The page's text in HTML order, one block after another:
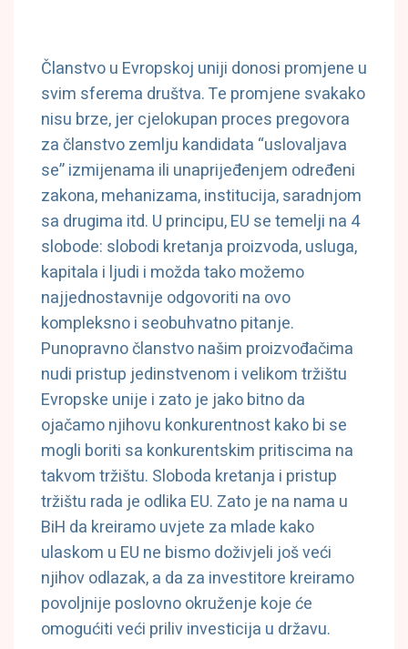
Članstvo u Evropskoj uniji donosi promjene u
svim sferema društva. Te promjene svakako
nisu brze, jer cjelokupan proces pregovora
za članstvo zemlju kandidata “uslovaljava
se” izmijenama ili unaprijeđenjem određeni
zakona, mehanizama, institucija, saradnjom
sa drugima itd. U principu, EU se temelji na 4
slobode: slobodi kretanja proizvoda, usluga,
kapitala i ljudi i možda tako možemo
najjednostavnije odgovoriti na ovo
kompleksno i seobuhvatno pitanje.
Punopravno članstvo našim proizvođačima
nudi pristup jedinstvenom i velikom tržištu
Evropske unije i zato je jako bitno da
ojačamo njihovu konkurentnost kako bi se
mogli boriti sa konkurentskim pritiscima na
takvom tržištu. Sloboda kretanja i pristup
tržištu rada je odlika EU. Zato je na nama u
BiH da kreiramo uvjete za mlade kako
ulaskom u EU ne bismo doživjeli još veći
njihov odlazak, a da za investitore kreiramo
povoljnije poslovno okruženje koje će
omogućiti veći priliv investicija u državu.